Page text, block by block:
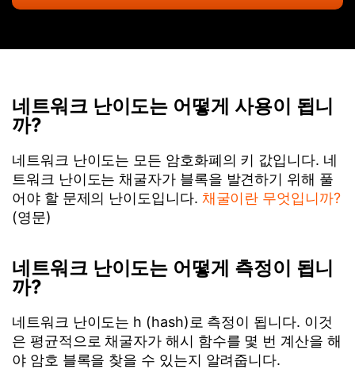
네트워크 난이도는 어떻게 사용이 됩니
까?
네트워크 난이도는 모든 암호화폐의 키 값입니다. 네
트워크 난이도는 채굴자가 블록을 발견하기 위해 풀
어야 할 문제의 난이도입니다. 채굴이란 무엇입니까?
(영문)
네트워크 난이도는 어떻게 측정이 됩니
까?
네트워크 난이도는 h (hash)로 측정이 됩니다. 이것
은 평균적으로 채굴자가 해시 함수를 몇 번 계산을 해
야 암호 블록을 찾을 수 있는지 알려줍니다.